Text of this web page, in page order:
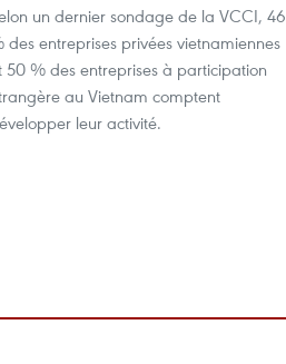
un dernier sondage de la VCCI, 46
des entreprises privées vietnamiennes
50 % des entreprises à participation
au Vietnam comptent
leur activité.